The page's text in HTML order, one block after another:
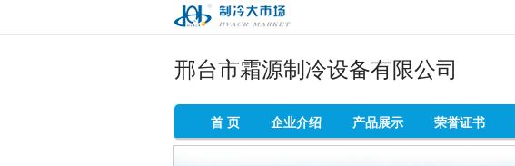
制冷大市场
邢台市霜源制冷设备有限公司
首 页 企业介绍 产品展示 荣誉证书